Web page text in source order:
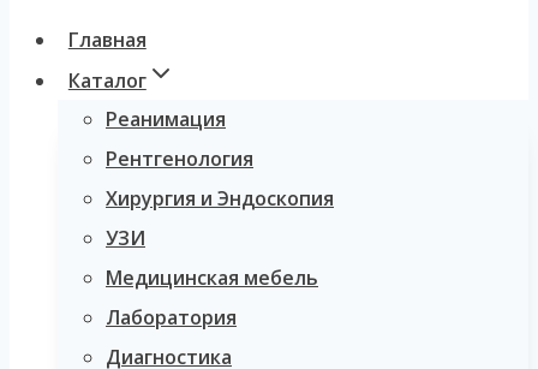
Главная
Каталог
Реанимация
Рентгенология
Хирургия и Эндоскопия
УЗИ
Медицинская мебель
Лаборатория
Диагностика